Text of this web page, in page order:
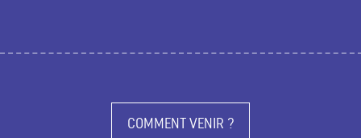
COMMENT VENIR ?